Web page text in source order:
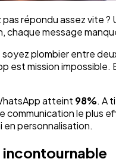
répondu assez vite
chaque message
plombier entre
est mission
atteint 98%. A
communication le plus
personnalisation.
incontournable